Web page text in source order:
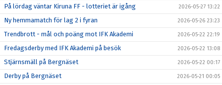
På lördag väntar Kiruna FF - lotteriet är igång 2026-05-27 13:22
Ny hemmamatch för lag 2 i fyran 2026-05-26 23:23
Trendbrott - mål och poäng mot IFK Akademi 2026-05-22 22:19
Fredagsderby med IFK Akademi på besök 2026-05-22 13:08
Stjärnsmäll på Bergnäset 2026-05-22 00:17
Derby på Bergnäset 2026-05-21 00:05